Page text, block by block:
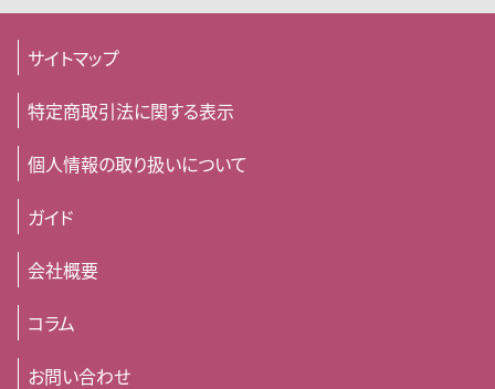
サイトマップ
特定商取引法に関する表示
個人情報の取り扱いについて
ガイド
会社概要
コラム
お問い合わせ